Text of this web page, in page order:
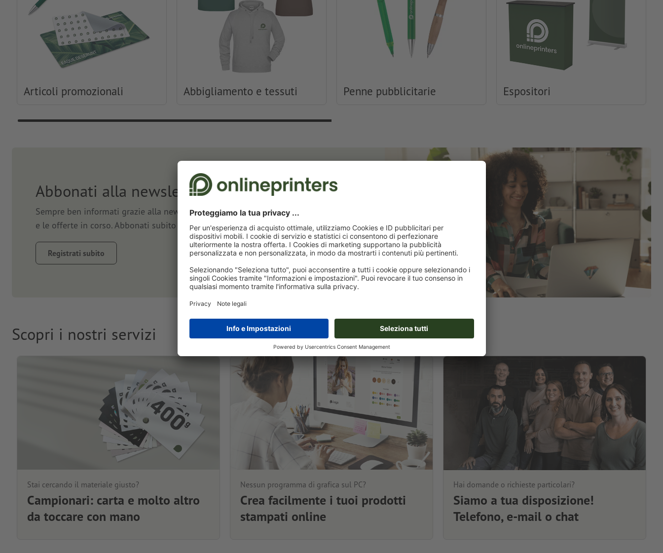
Articoli promozionali Abbigliamento e tessuti Penne pubblicitarie Espositori
Abbonati alla newsletter e risparmia il 15%!
Sempre ben informati grazie alla newsletter. Vi terremo aggiornati sulle promozioni
e le offerte in corso. Abbonati subito e approfitta dello sconto di benvenuto!
Registrati subito
Scopri i nostri servizi
Stai cercando il materiale giusto?
Campionari: carta e molto altro
da toccare con mano
Nessun programma di grafica sul PC?
Crea facilmente i tuoi prodotti
stampati online
Hai domande o richieste particolari?
Siamo a tua disposizione!
Telefono, e-mail o chat